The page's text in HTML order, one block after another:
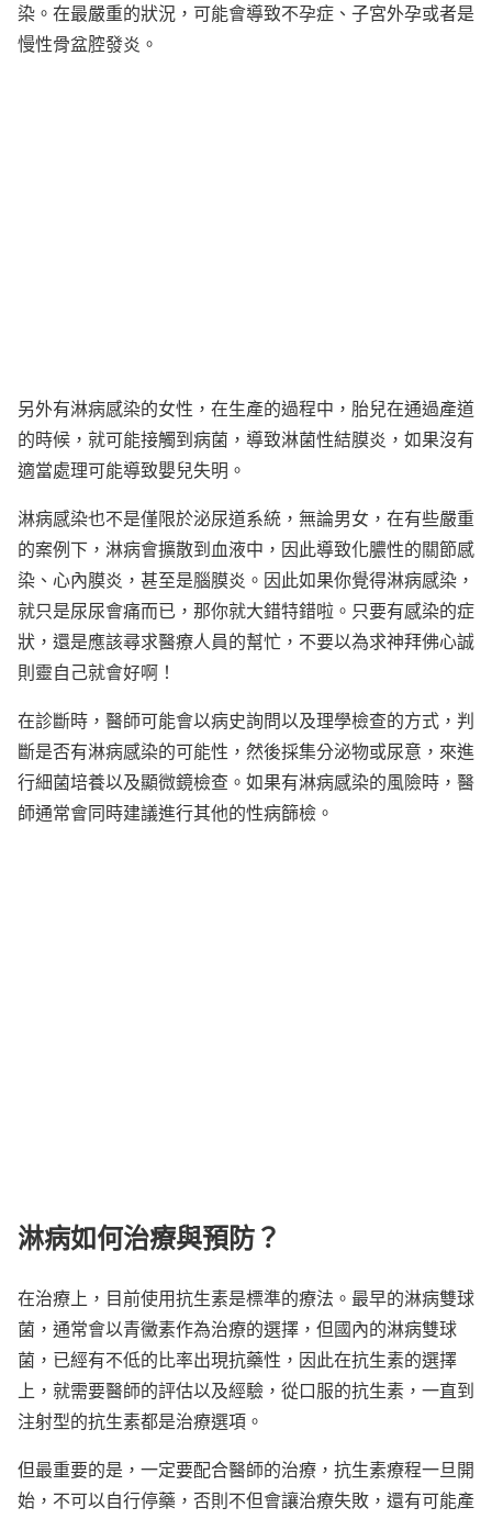
染。在最嚴重的狀況，可能會導致不孕症、子宮外孕或者是
慢性骨盆腔發炎。
另外有淋病感染的女性，在生產的過程中，胎兒在通過產道
的時候，就可能接觸到病菌，導致淋菌性結膜炎，如果沒有
適當處理可能導致嬰兒失明。
淋病感染也不是僅限於泌尿道系統，無論男女，在有些嚴重
的案例下，淋病會擴散到血液中，因此導致化膿性的關節感
染、心內膜炎，甚至是腦膜炎。因此如果你覺得淋病感染，
就只是尿尿會痛而已，那你就大錯特錯啦。只要有感染的症
狀，還是應該尋求醫療人員的幫忙，不要以為求神拜佛心誠
則靈自己就會好啊！
在診斷時，醫師可能會以病史詢問以及理學檢查的方式，判
斷是否有淋病感染的可能性，然後採集分泌物或尿意，來進
行細菌培養以及顯微鏡檢查。如果有淋病感染的風險時，醫
師通常會同時建議進行其他的性病篩檢。
淋病如何治療與預防？
在治療上，目前使用抗生素是標準的療法。最早的淋病雙球
菌，通常會以青黴素作為治療的選擇，但國內的淋病雙球
菌，已經有不低的比率出現抗藥性，因此在抗生素的選擇
上，就需要醫師的評估以及經驗，從口服的抗生素，一直到
注射型的抗生素都是治療選項。
但最重要的是，一定要配合醫師的治療，抗生素療程一旦開
始，不可以自行停藥，否則不但會讓治療失敗，還有可能產